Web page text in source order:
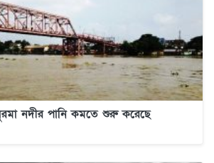
নদীর পানি কমতে শুরু করেছে